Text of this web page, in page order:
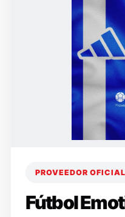
PROVEEDOR OFICIAL
Fútbol